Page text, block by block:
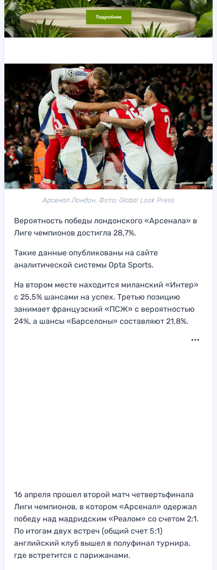
Арсенал Лондон. Фото: Global Look Press
Вероятность победы лондонского «Арсенала» в
Лиге чемпионов достигла 28,7%.
Такие данные опубликованы на сайте
аналитической системы Opta Sports.
На втором месте находится миланский «Интер»
с 25,5% шансами на успех. Третью позицию
занимает французский «ПСЖ» с вероятностью
24%, а шансы «Барселоны» составляют 21,8%.
16 апреля прошел второй матч четвертьфинала
Лиги чемпионов, в котором «Арсенал» одержал
победу над мадридским «Реалом» со счетом 2:1.
По итогам двух встреч (общий счет 5:1)
английский клуб вышел в полуфинал турнира,
где встретится с парижанами.